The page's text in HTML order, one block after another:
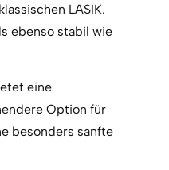
LASIK.
ebenso stabil wie
eine
Option für
besonders sanfte